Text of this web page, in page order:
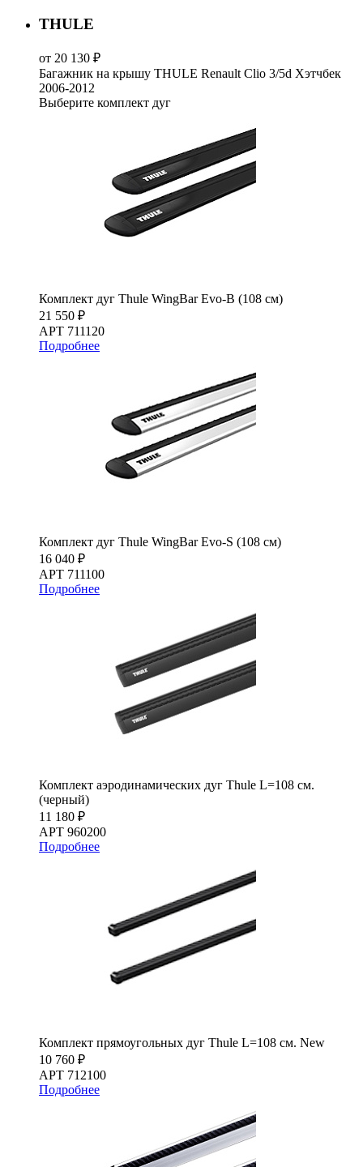
THULE
от 20 130 ₽
Багажник на крышу THULE Renault Clio 3/5d Хэтчбек
2006-2012
Выберите комплект дуг
Комплект дуг Thule WingBar Evo-B (108 см)
21 550 ₽
АРТ 711120
Подробнее
Комплект дуг Thule WingBar Evo-S (108 см)
16 040 ₽
АРТ 711100
Подробнее
Комплект аэродинамических дуг Thule L=108 см.
(черный)
11 180 ₽
АРТ 960200
Подробнее
Комплект прямоугольных дуг Thule L=108 см. New
10 760 ₽
АРТ 712100
Подробнее